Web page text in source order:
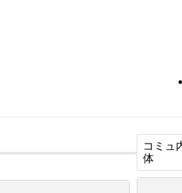
コミュ
体